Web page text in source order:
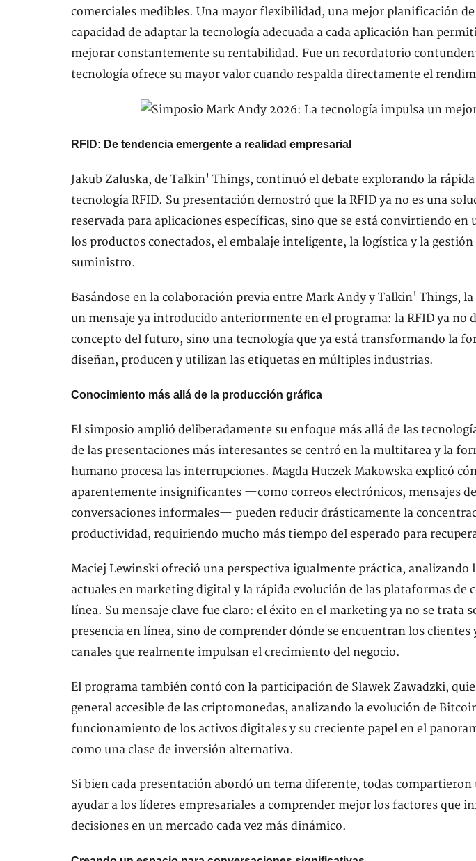
comerciales medibles. Una mayor flexibilidad, una mejor planificación
capacidad de adaptar la tecnología adecuada a cada aplicación han
mejorar constantemente su rentabilidad. Fue un recordatorio
tecnología ofrece su mayor valor cuando respalda directamente el
RFID: De tendencia emergente a realidad empresarial
Jakub Zaluska, de Talkin' Things, continuó el debate explorando la
tecnología RFID. Su presentación demostró que la RFID ya no es una
reservada para aplicaciones específicas, sino que se está convirtiendo en
los productos conectados, el embalaje inteligente, la logística y la gestión
suministro.
Basándose en la colaboración previa entre Mark Andy y Talkin' Things,
un mensaje ya introducido anteriormente en el programa: la RFID ya no
concepto del futuro, sino una tecnología que ya está transformando la
diseñan, producen y utilizan las etiquetas en múltiples industrias.
Conocimiento más allá de la producción gráfica
El simposio amplió deliberadamente su enfoque más allá de las
de las presentaciones más interesantes se centró en la multitarea y la
humano procesa las interrupciones. Magda Huczek Makowska explicó
aparentemente insignificantes —como correos electrónicos, mensajes
conversaciones informales— pueden reducir drásticamente la
productividad, requiriendo mucho más tiempo del esperado para
Maciej Lewinski ofreció una perspectiva igualmente práctica, analizando
actuales en marketing digital y la rápida evolución de las plataformas de
línea. Su mensaje clave fue claro: el éxito en el marketing ya no se trata
presencia en línea, sino de comprender dónde se encuentran los clientes
canales que realmente impulsan el crecimiento del negocio.
El programa también contó con la participación de Slawek Zawadzki,
general accesible de las criptomonedas, analizando la evolución de
funcionamiento de los activos digitales y su creciente papel en el
como una clase de inversión alternativa.
Si bien cada presentación abordó un tema diferente, todas
ayudar a los líderes empresariales a comprender mejor los factores que
decisiones en un mercado cada vez más dinámico.